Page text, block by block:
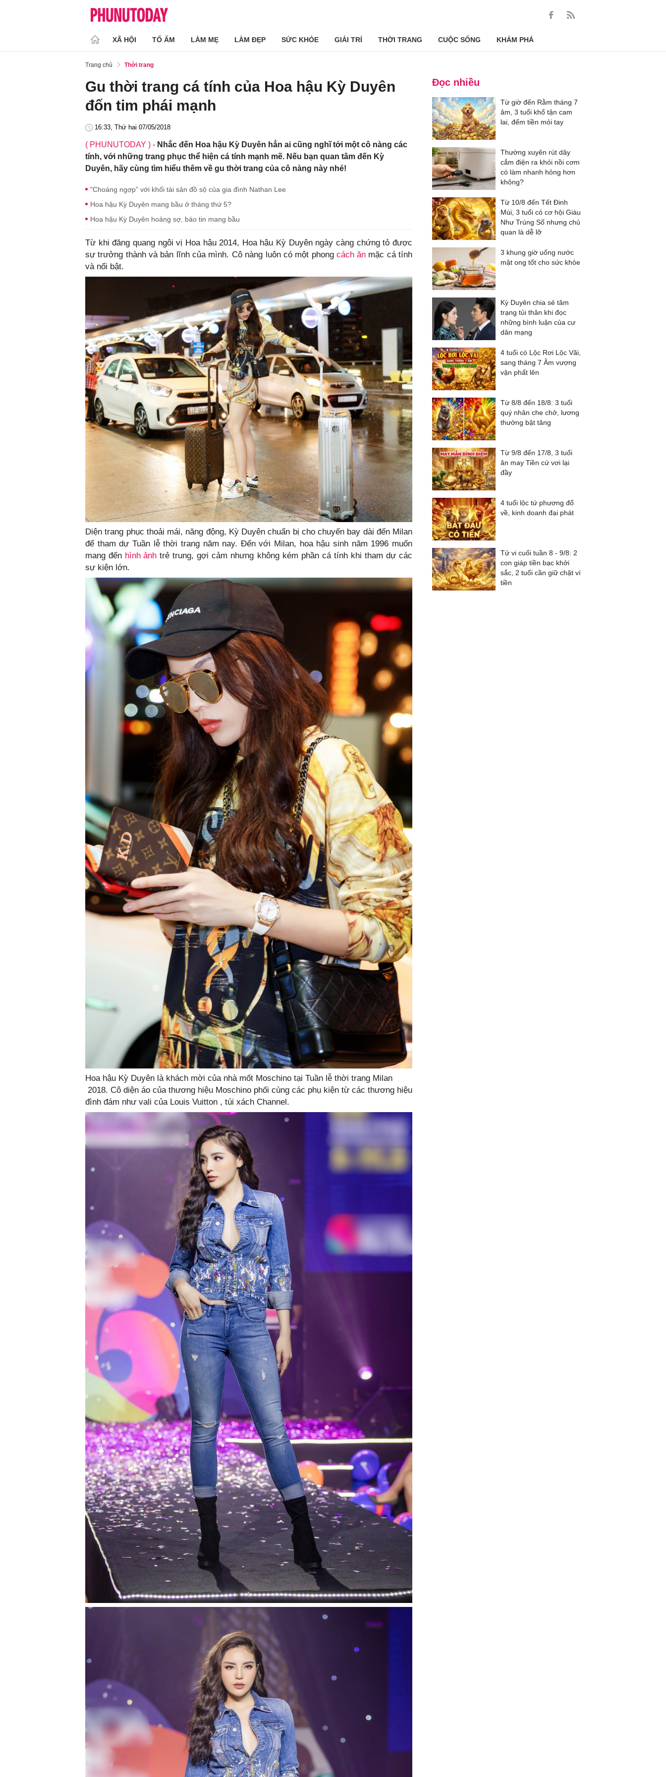
XÃ HỘI TỔ ẤM LÀM MẸ LÀM ĐẸP SỨC KHỎE GIẢI TRÍ THỜI TRANG CUỘC SỐNG KHÁM PHÁ
Trang chủ Thời trang
Gu thời trang cá tính của Hoa hậu Kỳ Duyên
đốn tim phái mạnh
16:33, Thứ hai 07/05/2018
( PHUNUTODAY ) - Nhắc đến Hoa hậu Kỳ Duyên hẳn ai cũng nghĩ tới một cô nàng các
tính, với những trang phục thể hiện cá tính mạnh mẽ. Nếu bạn quan tâm đến Kỳ
Duyên, hãy cùng tìm hiểu thêm về gu thời trang của cô nàng này nhé!
"Choáng ngợp" với khối tài sản đồ sộ của gia đình Nathan Lee
Hoa hậu Kỳ Duyên mang bầu ở tháng thứ 5?
Hoa hậu Kỳ Duyên hoảng sợ, báo tin mang bầu
Từ khi đăng quang ngôi vị Hoa hậu 2014, Hoa hậu Kỳ Duyên ngày càng chứng tỏ được
sự trưởng thành và bản lĩnh của mình. Cô nàng luôn có một phong cách ănmặc cá tính
và nổi bật.
Diện trang phục thoải mái, năng động, Kỳ Duyên chuẩn bị cho chuyến bay dài đến Milan
để tham dự Tuần lễ thời trang năm nay. Đến với Milan, hoa hậu sinh năm 1996 muốn
mang đến hình ảnh trẻ trung, gợi cảm nhưng không kém phần cá tính khi tham dự các
sự kiện lớn.
Hoa hậu Kỳ Duyên là khách mời của nhà mốt Moschino tại Tuần lễ thời trang Milan
2018. Cô diện áo của thương hiệu Moschino phối cùng các phụ kiện từ các thương hiệu
đình đám như vali của Louis Vuitton , túi xách Channel.
Đọc nhiều
Từ giờ đến Rằm tháng 7
âm, 3 tuổi khổ tận cam
lai, đếm tiền mỏi tay
Thường xuyên rút dây
cắm điện ra khỏi nồi cơm
có làm nhanh hỏng hơn
không?
Từ 10/8 đến Tết Đinh
Mùi, 3 tuổi có cơ hội Giàu
Như Trúng Số nhưng chủ
quan là dễ lỡ
3 khung giờ uống nước
mật ong tốt cho sức khỏe
Kỳ Duyên chia sẻ tâm
trạng tủi thân khi đọc
những bình luận của cư
dân mạng
4 tuổi có Lộc Rơi Lộc Vãi,
sang tháng 7 Âm vượng
vận phất lên
Từ 8/8 đến 18/8: 3 tuổi
quý nhân che chở, lương
thưởng bật tăng
Từ 9/8 đến 17/8, 3 tuổi
ăn may Tiền cứ vơi lại
đầy
4 tuổi lộc tứ phương đổ
về, kinh doanh đại phát
Tử vi cuối tuần 8 - 9/8: 2
con giáp tiền bạc khởi
sắc, 2 tuổi cần giữ chặt ví
tiền